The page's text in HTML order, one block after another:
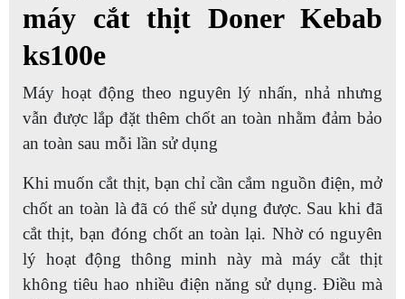
máy cắt thịt Doner Kebab
ks100e
Máy hoạt động theo nguyên lý nhấn, nhả nhưng
vẫn được lắp đặt thêm chốt an toàn nhằm đảm bảo
an toàn sau mỗi lần sử dụng
Khi muốn cắt thịt, bạn chỉ cần cắm nguồn điện, mở
chốt an toàn là đã có thể sử dụng được. Sau khi đã
cắt thịt, bạn đóng chốt an toàn lại. Nhờ có nguyên
lý hoạt động thông minh này mà máy cắt thịt
không tiêu hao nhiều điện năng sử dụng. Điều mà